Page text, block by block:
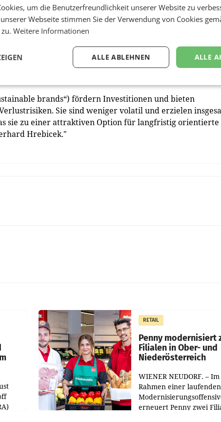
Beirat Herbert Kovar, Managing Partner Deloitte Tax. "
langfristig auf die ESG-Säulenbewertungen
zwischen Markenwert und den ESG-Säulen für
es Hinweise auf positive Effekte auf alle drei Säulen,
verbessert.“
brands“) fördern Investitionen und bieten
Sie sind weniger volatil und erzielen
sie zu einer attraktiven Option für langfristig orientierte
Hrebicek."
RETAIL
Penny modernisiert
Filialen in Ober- und
Niederösterreich
WIENER NEUDORF. – Im
Rahmen einer laufenden
erneuert Penny zwei
um die Benutzerfreundlichkeit unserer Website zu
Webseite stimmen Sie der Verwendung von Cookies
Weitere Informationen
ALLE
ALLE ABLEHNEN